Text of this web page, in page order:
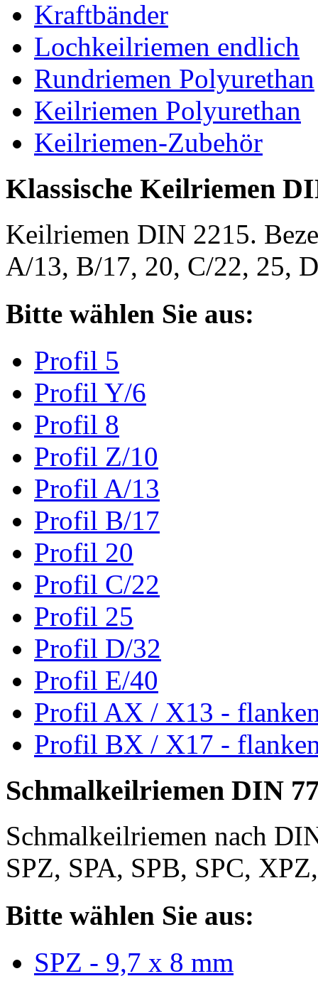
Kraftbänder
Lochkeilriemen endlich
Rundriemen Polyurethan
Keilriemen Polyurethan
Keilriemen-Zubehör
Klassische Keilriemen
Keilriemen DIN 2215.
A/13, B/17, 20, C/22, 25,
Bitte wählen Sie aus:
Profil 5
Profil Y/6
Profil 8
Profil Z/10
Profil A/13
Profil B/17
Profil 20
Profil C/22
Profil 25
Profil D/32
Profil E/40
Profil AX / X13 -
Profil BX / X17 -
Schmalkeilriemen DIN
Schmalkeilriemen nach
SPZ, SPA, SPB, SPC,
Bitte wählen Sie aus:
SPZ - 9,7 x 8 mm